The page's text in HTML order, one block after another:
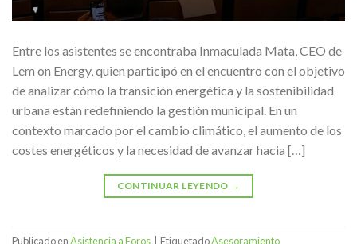
Entre los asistentes se encontraba Inmaculada Mata, CEO de
Lem on Energy, quien participó en el encuentro con el objetivo
de analizar cómo la transición energética y la sostenibilidad
urbana están redefiniendo la gestión municipal. En un
contexto marcado por el cambio climático, el aumento de los
costes energéticos y la necesidad de avanzar hacia […]
CONTINUAR LEYENDO →
Publicado enAsistencia a Foros EtiquetadoAsesoramiento